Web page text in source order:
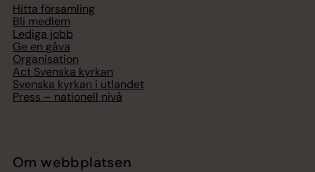
Hitta församling
Bli medlem
Lediga jobb
Ge en gåva
Organisation
Act Svenska kyrkan
Svenska kyrkan i utlandet
Press – nationell nivå
Om webbplatsen